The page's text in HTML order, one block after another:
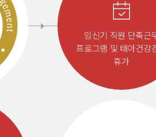
임신기 직원 단축근
프로그램 및 태아건강
휴가